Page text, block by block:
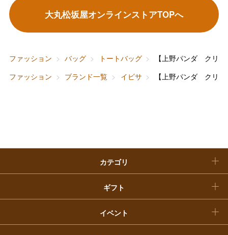
大丸松坂屋オンラインストアTOPへ
ファッション バッグ トートバッグ
【上野パンダ クリ
ファッション
ブランド一覧 イビサ 【上野パンダ クリ
カテゴリ
ベビー＆キッズ
ギフト
お香典返し
快気祝い
イベント
父の日
お中元
敬老の日
福袋